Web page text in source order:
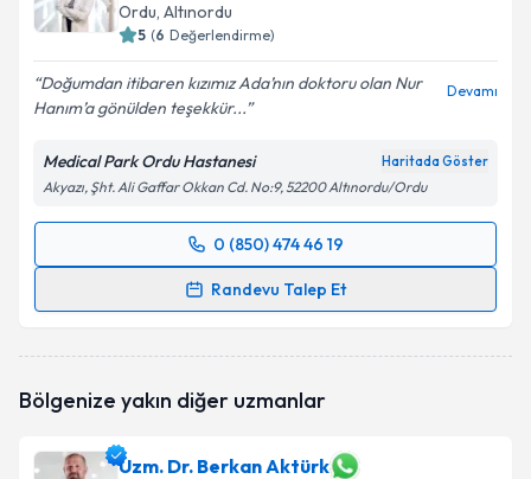
Ordu, Altınordu
5 (6 Değerlendirme)
Doğumdan itibaren kızımız Ada’nın doktoru olan Nur
Hanım’a gönülden teşekkür...
Devamı
Medical Park Ordu Hastanesi Haritada Göster
Akyazı, Şht. Ali Gaffar Okkan Cd. No:9, 52200 Altınordu/Ordu
0 (850) 474 46 19
Randevu Talep Et
Randevu Takvimi Talebi
takvimi talebi oluşturun. Size bu uzmandan randevu
bilgilendireceğiz.
E-posta Adresiniz
Bölgenize yakın diğer uzmanlar
Uzm. Dr. Berkan Aktürk